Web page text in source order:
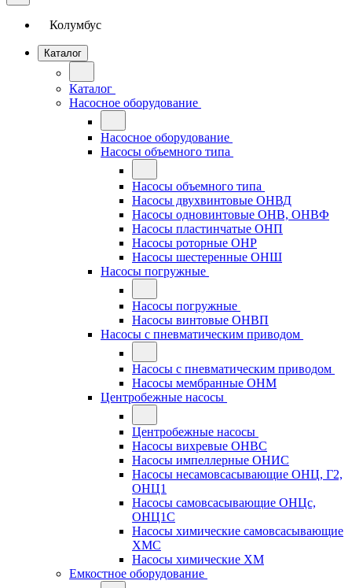
Колумбус
Каталог
Каталог
Насосное оборудование
Насосное оборудование
Насосы объемного типа
Насосы объемного типа
Насосы двухвинтовые ОНВД
Насосы одновинтовые ОНВ, ОНВФ
Насосы пластинчатые ОНП
Насосы роторные ОНР
Насосы шестеренные ОНШ
Насосы погружные
Насосы погружные
Насосы винтовые ОНВП
Насосы с пневматическим приводом
Насосы с пневматическим приводом
Насосы мембранные ОНМ
Центробежные насосы
Центробежные насосы
Насосы вихревые ОНВС
Насосы импеллерные ОНИС
Насосы несамовсасывающие ОНЦ, Г2,
ОНЦ1
Насосы самовсасывающие ОНЦс,
ОНЦ1С
Насосы химические самовсасывающие
ХМС
Насосы химические ХМ
Емкостное оборудование